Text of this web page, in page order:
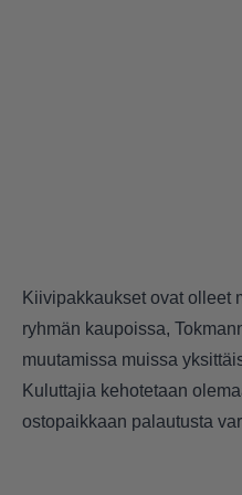
Kiivipakkaukset ovat olleet
ryhmän kaupoissa,
muutamissa muissa
Kuluttajia kehotetaan
ostopaikkaan palautusta